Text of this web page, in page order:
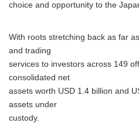
choice and opportunity to the
With roots stretching back as far
and trading
services to investors across 149
consolidated net
assets worth USD 1.4 billion and
assets under
custody.